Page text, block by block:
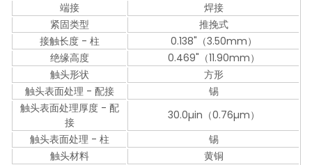
端接
焊接
紧固类型
推挽式
接触长度 - 柱
0.138"（3.50mm）
绝缘高度
0.469"（11.90mm）
触头形状
方形
触头表面处理 - 配接
锡
触头表面处理厚度 - 配
接
30.0µin（0.76µm）
触头表面处理 - 柱
锡
触头材料
黄铜